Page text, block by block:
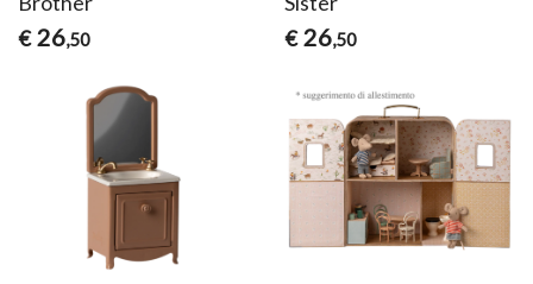
€ 26,50
€ 26,50